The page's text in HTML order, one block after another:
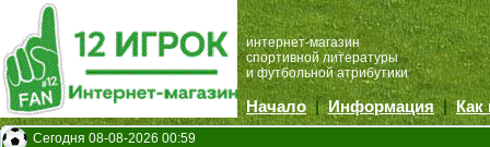
интернет-магазин
спортивной литературы
и футбольной атрибутики
Начало |Информация |Как
Сегодня 08-08-2026 00:59